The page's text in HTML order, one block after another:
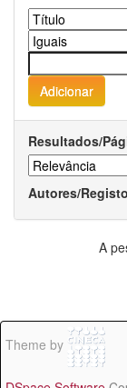
Resultados/
Autores/Registo
A
Theme by